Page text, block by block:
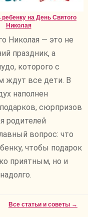
ребенку на День Святого
Николая
Николая — это не
праздник, а
которого с
ждут все дети. В
наполнен
сюрпризов
родителей
вопрос: что
чтобы подарок
приятным, но и
Все статьи и советы →